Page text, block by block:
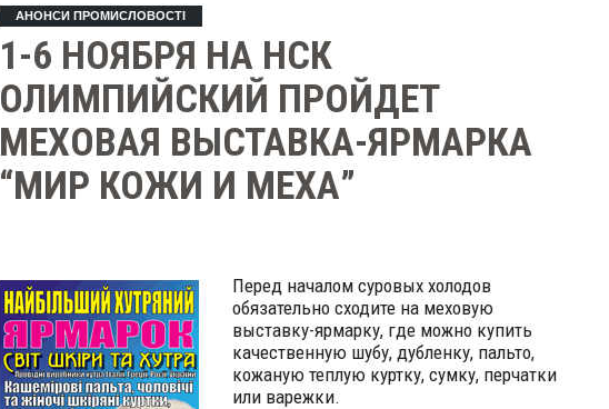
АНОНСИ ПРОМИСЛОВОСТІ
1-6 НОЯБРЯ НА НСК
ОЛИМПИЙСКИЙ ПРОЙДЕТ
МЕХОВАЯ ВЫСТАВКА-ЯРМАРКА
“МИР КОЖИ И МЕХА”
Перед началом суровых холодов
обязательно сходите на меховую
выставку-ярмарку, где можно купить
качественную шубу, дубленку, пальто,
кожаную теплую куртку, сумку, перчатки
или варежки.